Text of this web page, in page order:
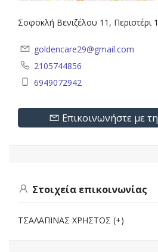
Σοφοκλή Βενιζέλου 11, Περιστέρι
goldencare29@gmail.com
2105744856
6949072942
Επικοινωνήστε με
Στοιχεία επικοινωνίας
ΤΣΑΛΑΠΙΝΑΣ ΧΡΗΣΤΟΣ (+)